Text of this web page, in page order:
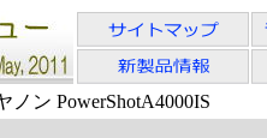
ノン PowerShotA4000IS